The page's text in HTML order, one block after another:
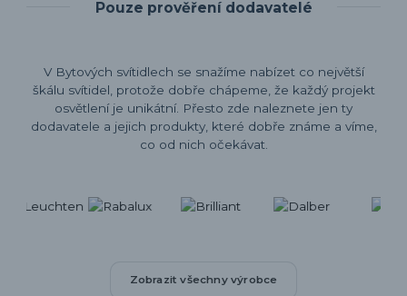
Pouze prověření dodavatelé
V Bytových svítidlech se snažíme nabízet co největší
škálu svítidel, protože dobře chápeme, že každý projekt
osvětlení je unikátní. Přesto zde naleznete jen ty
dodavatele a jejich produkty, které dobře známe a víme,
co od nich očekávat.
Zobrazit všechny výrobce